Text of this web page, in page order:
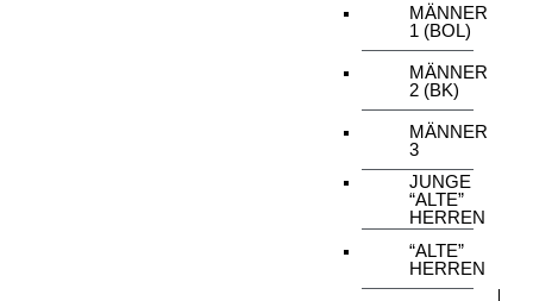
MÄNNER
1 (BOL)
MÄNNER
2 (BK)
MÄNNER
3
JUNGE
“ALTE”
HERREN
“ALTE”
HERREN